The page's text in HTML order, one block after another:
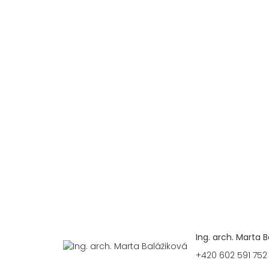
Ing. arch. Marta
+420 602 591 752